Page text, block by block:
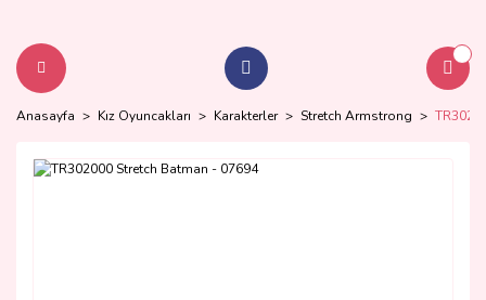
Anasayfa Kız Oyuncakları Karakterler Stretch Armstrong